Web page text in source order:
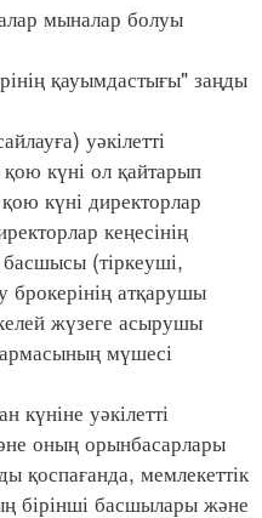
мыналар болуы
қауымдастығы" заңды
уәкілетті
қою күні ол қайтарып
күні директорлар
кеңесінің
(тіркеуші,
брокерінің атқарушы
жүзеге асырушы
мүшесі
уәкілетті
оның орынбасарлары
қоспағанда, мемлекеттік
бірінші басшылары және